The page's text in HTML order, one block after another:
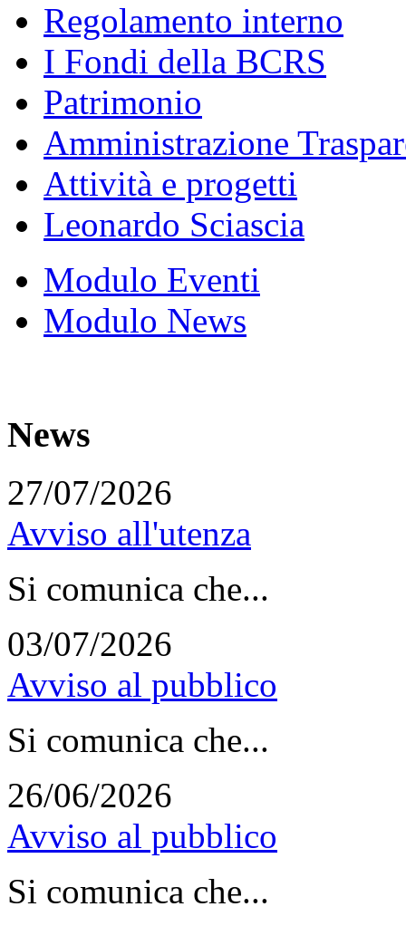
Regolamento interno
I Fondi della BCRS
Patrimonio
Amministrazione
Attività e progetti
Leonardo Sciascia
Modulo Eventi
Modulo News
News
27/07/2026
Avviso all'utenza
Si comunica che...
03/07/2026
Avviso al pubblico
Si comunica che...
26/06/2026
Avviso al pubblico
Si comunica che...